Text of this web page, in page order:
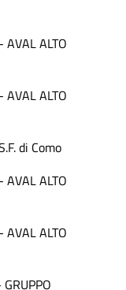
ALTO
ALTO
di Como
ALTO
ALTO